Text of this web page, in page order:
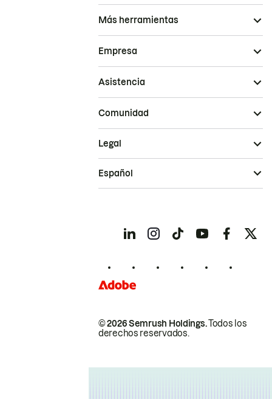
Más herramientas
Empresa
Asistencia
Comunidad
© 2026 Semrush Holdings.Todos los
derechos reservados.
Legal
Español